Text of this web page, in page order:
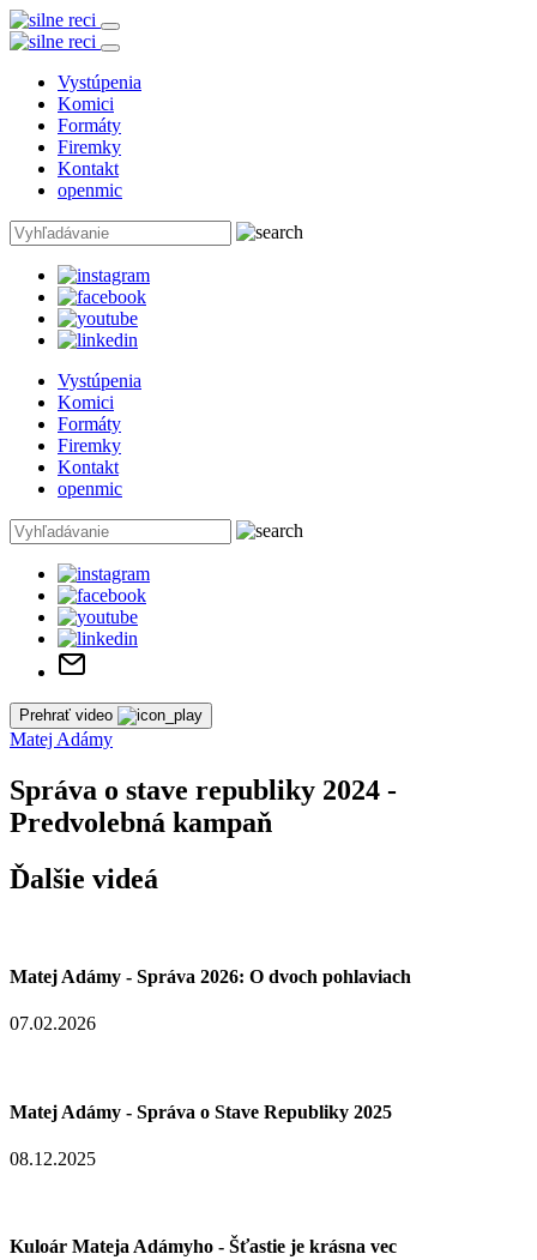
Vystúpenia
Komici
Formáty
Firemky
Kontakt
openmic
Vystúpenia
Komici
Formáty
Firemky
Kontakt
openmic
Prehrať video
Matej Adámy
Správa o stave republiky 2024 -
Predvolebná kampaň
Ďalšie videá
Matej Adámy - Správa 2026: O dvoch pohlaviach
07.02.2026
Matej Adámy - Správa o Stave Republiky 2025
08.12.2025
Kuloár Mateja Adámyho - Šťastie je krásna vec